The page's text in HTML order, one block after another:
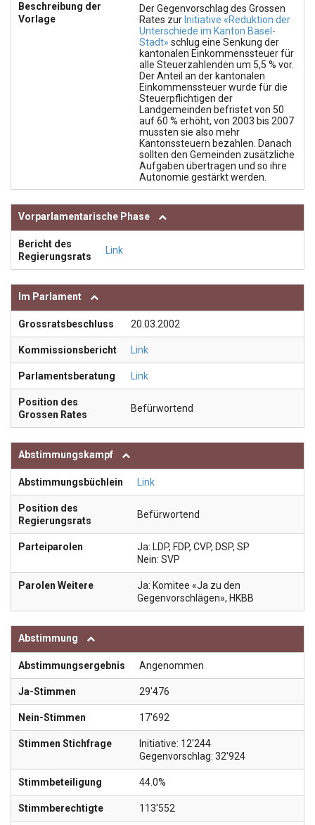
Beschreibung der
Vorlage
Der Gegenvorschlag des Grossen
Rates zur Initiative «Reduktion der
Unterschiede im Kanton Basel-
Stadt» schlug eine Senkung der
kantonalen Einkommenssteuer für
alle Steuerzahlenden um 5,5 % vor.
Der Anteil an der kantonalen
Einkommenssteuer wurde für die
Steuerpflichtigen der
Landgemeinden befristet von 50
auf 60 % erhöht, von 2003 bis 2007
mussten sie also mehr
Kantonssteuern bezahlen. Danach
sollten den Gemeinden zusätzliche
Aufgaben übertragen und so ihre
Autonomie gestärkt werden.
Vorparlamentarische Phase
Bericht des
Regierungsrats
Link
Im Parlament
Grossratsbeschluss 20.03.2002
Kommissionsbericht Link
Parlamentsberatung Link
Position des
Grossen Rates
Befürwortend
Abstimmungskampf
Abstimmungsbüchlein Link
Position des
Regierungsrats
Befürwortend
Parteiparolen
Ja: LDP, FDP, CVP, DSP, SP
Nein: SVP
Parolen Weitere
Ja: Komitee «Ja zu den
Gegenvorschlägen», HKBB
Abstimmung
Abstimmungsergebnis Angenommen
Ja-Stimmen 29'476
Nein-Stimmen 17'692
Stimmen Stichfrage
Initiative: 12'244
Gegenvorschlag: 32'924
Stimmbeteiligung 44.0%
Stimmberechtigte 113'552